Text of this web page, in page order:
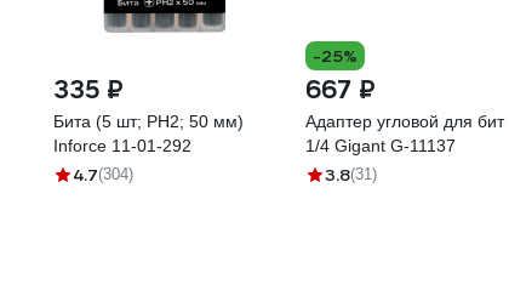
335 ₽
Бита (5 шт; PH2; 50 мм)
Inforce 11-01-292
4.7(304)
-25%
667 ₽
Адаптер угловой для бит
1/4 Gigant G-11137
3.8(31)